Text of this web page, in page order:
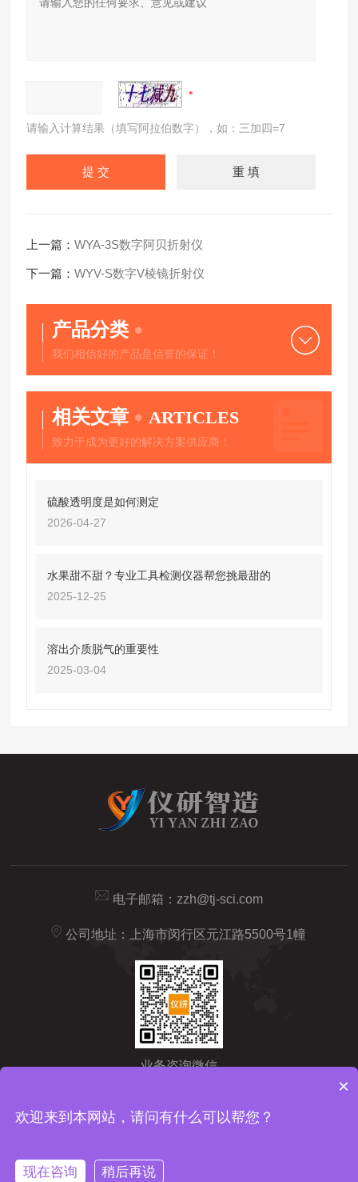
请输入计算结果（填写阿拉伯数字），如：三加四=7
上一篇：WYA-3S数字阿贝折射仪
下一篇：WYV-S数字V棱镜折射仪
产品分类
我们相信好的产品是信誉的保证！
相关文章 ARTICLES
致力于成为更好的解决方案供应商！
硫酸透明度是如何测定
2026-04-27
水果甜不甜？专业工具检测仪器帮您挑最甜的
2025-12-25
溶出介质脱气的重要性
2025-03-04
电子邮箱： zzh@tj-sci.com
公司地址：上海市闵行区元江路5500号1幢
业务咨询微信
Copyright © 2026 仪研智造（上海）药检仪器有限公司版权所有
×
欢迎来到本网站，请问有什么可以帮您？
现在咨询 稍后再说